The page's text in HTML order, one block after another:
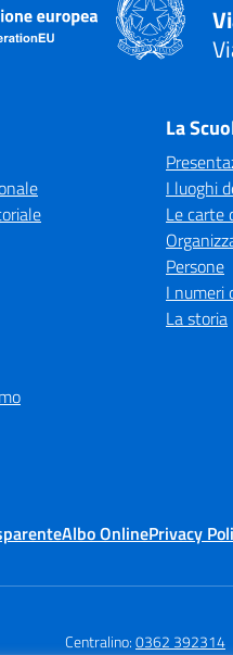
La
I luoghi
Le carte
Persone
I numeri
La storia
Albo OnlinePrivacy
Centralino:0362 392314